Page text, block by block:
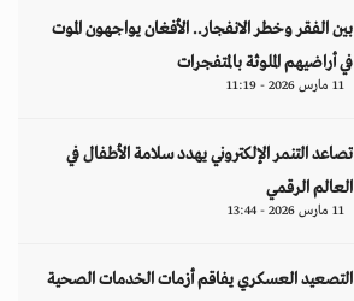
بين الفقر وخطر الانفجار.. الأفغان يواجهون الموت
في أراضيهم الملوثة بالمتفجرات
11 مارس 2026 - 11:19
تصاعد التنمر الإلكتروني يهدد سلامة الأطفال في
العالم الرقمي
11 مارس 2026 - 13:44
التصعيد العسكري يفاقم أزمات الخدمات الصحية